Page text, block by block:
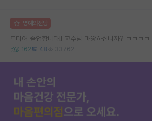
명예의전당
드디어 졸업합니다!! 교수님 마땅하십니까? ㅋㅋㅋㅋ
162 48 33762